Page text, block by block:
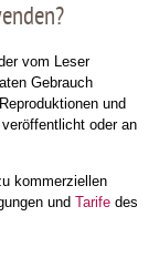
vom Leser
Gebrauch
und
oder an
kommerziellen
und Tarifedes